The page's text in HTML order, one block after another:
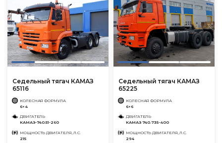
Седельный тягач КАМАЗ
65116
КОЛЕСНАЯ ФОРМУЛА
6×4
ДВИГАТЕЛЬ
КАМАЗ-740.51-260
МОЩНОСТЬ ДВИГАТЕЛЯ, Л.С.
215
Седельный тягач КАМАЗ
65225
КОЛЕСНАЯ ФОРМУЛА
6×6
ДВИГАТЕЛЬ
КАМАЗ 740.735-400
МОЩНОСТЬ ДВИГАТЕЛЯ, Л.С.
294